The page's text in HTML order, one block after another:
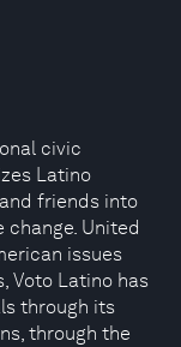
civic
Latino
friends into
United
issues
Voto Latino has
through its
through the